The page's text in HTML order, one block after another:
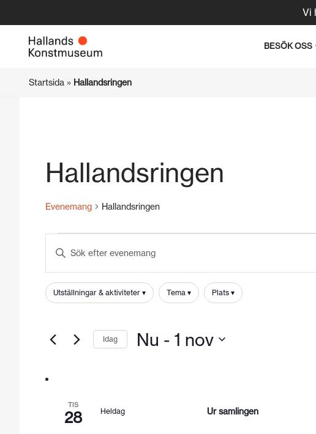
Hoppa
Vi
BESÖK OSS
Startsida » Hallandsringen
Hallandsringen
Evenemang Hallandsringen
Search
and
Views
Ange
efter
Evenemang
nyckelord.
Filter
Ändring
av
orsaka
listan
Utställningar & aktiviteter Tema Plats
Idag Nu - 1 nov
TIS
28 Heldag Ur samlingen